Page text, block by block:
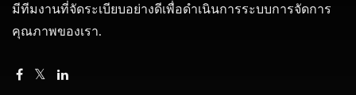
มีทีมงานที่จัดระเบียบอย่างดีเพื่อดำเนินการระบบการจัดการ
คุณภาพของเรา.